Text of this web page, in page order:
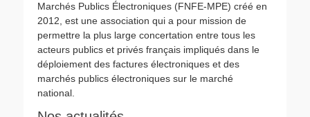
Marchés Publics Électroniques (FNFE-MPE) créé en
2012, est une association qui a pour mission de
permettre la plus large concertation entre tous les
acteurs publics et privés français impliqués dans le
déploiement des factures électroniques et des
marchés publics électroniques sur le marché
national.